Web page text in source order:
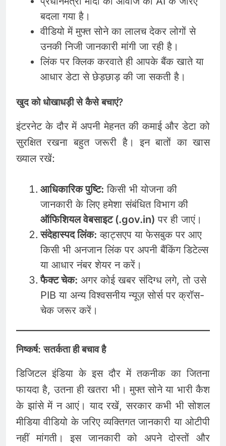
बदला गया है।
वीडियो में मुफ्त सोने का लालच देकर लोगों से
उनकी निजी जानकारी मांगी जा रही है।
लिंक पर क्लिक करवाते ही आपके बैंक खाते या
आधार डेटा से छेड़छाड़ की जा सकती है।
खुद को धोखाधड़ी से कैसे बचाएं?
इंटरनेट के दौर में अपनी मेहनत की कमाई और डेटा को
सुरक्षित रखना बहुत जरूरी है। इन बातों का खास
ख्याल रखें:
आधिकारिक पुष्टि: किसी भी योजना की
जानकारी के लिए हमेशा संबंधित विभाग की
ऑफिशियल वेबसाइट (.gov.in) पर ही जाएं।
संदेहास्पद लिंक: व्हाट्सएप या फेसबुक पर आए
किसी भी अनजान लिंक पर अपनी बैंकिंग डिटेल्स
या आधार नंबर शेयर न करें।
फैक्ट चेक: अगर कोई खबर संदिग्ध लगे, तो उसे
PIB या अन्य विश्वसनीय न्यूज़ सोर्स पर क्रॉस-
चेक जरूर करें।
निष्कर्ष: सतर्कता ही बचाव है
डिजिटल इंडिया के इस दौर में तकनीक का जितना
फायदा है, उतना ही खतरा भी। मुफ्त सोने या भारी कैश
के झांसे में न आएं। याद रखें, सरकार कभी भी सोशल
मीडिया वीडियो के जरिए व्यक्तिगत जानकारी या ओटीपी
नहीं मांगती। इस जानकारी को अपने दोस्तों और